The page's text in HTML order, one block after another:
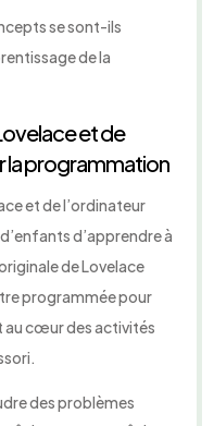
se sont-ils
de la
et de
la programmation
et de l’ordinateur
d’apprendre à
de Lovelace
programmée pour
au cœur des activités
des problèmes